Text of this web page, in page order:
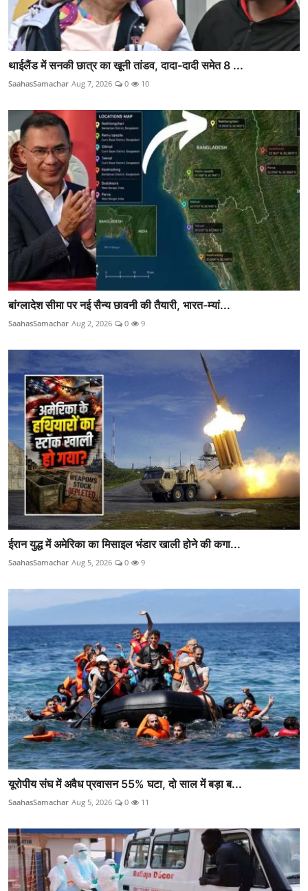
थाईलैंड में सनकी छात्र का खूनी तांडव, दादा-दादी समेत 8 ...
SaahasSamachar Aug 7, 2026 0 10
बांग्लादेश सीमा पर नई सैन्य छावनी की तैयारी, भारत-म्यां...
SaahasSamachar Aug 2, 2026 0 9
ईरान युद्ध में अमेरिका का मिसाइल भंडार खाली होने की कगा...
SaahasSamachar Aug 5, 2026 0 9
यूरोपीय संघ में अवैध प्रवासन 55% घटा, दो साल में बड़ा ब...
SaahasSamachar Aug 5, 2026 0 11